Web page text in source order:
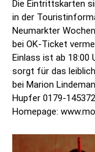
Die Eintrittskarten
in der
Neumarkter
bei OK-Ticket
Einlass ist ab 18:00
sorgt für das
bei Marion
Hupfer 0179-
Homepage: